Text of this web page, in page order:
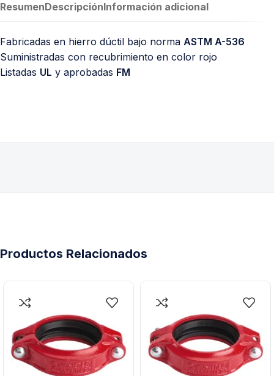
ResumenDescripciónInformación adicional
Fabricadas en hierro dúctil bajo norma ASTM A-536
Suministradas con recubrimiento en color rojo
Listadas UL y aprobadas FM
Productos Relacionados